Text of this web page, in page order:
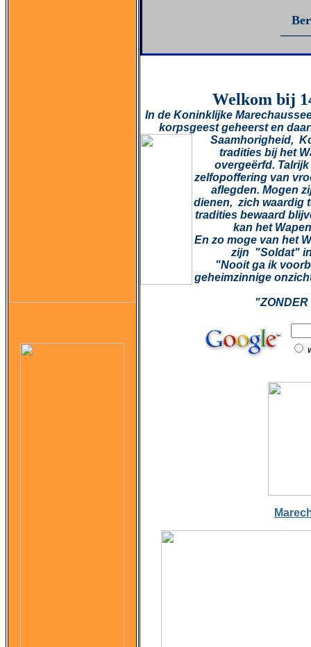
Welkom bij
In de Koninklijke
korpsgeest geheerst en
Saamhorigheid,
tradities bij het
overgeërfd.
zelfopoffering van
aflegden. Mogen
dienen, zich waardig
tradities bewaard
kan het
En zo moge van het
zijn "Soldat"
"Nooit ga ik
geheimzinnige